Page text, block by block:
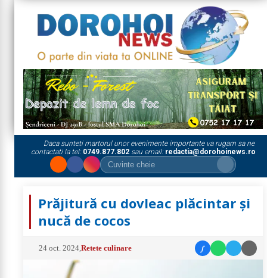
Daca sunteti martorul unor evenimente importante va rugam sa ne
contactati la tel: 0749.877.802sau email: redactia@dorohoinews.ro
Prăjitură cu dovleac plăcintar și
nucă de cocos
24 oct. 2024 ,Retete culinare f